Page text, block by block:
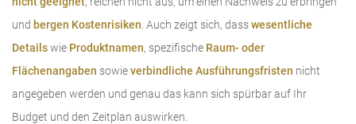
und bergen Kostenrisiken . Auch zeigt sich, dasswesentliche
Detailswie Produktnamen, spezifische Raum- oder
Flächenangaben sowieverbindliche Ausführungsfristen nicht
angegeben werden und genau das kann sich spürbar auf Ihr
Budget und den Zeitplan auswirken.